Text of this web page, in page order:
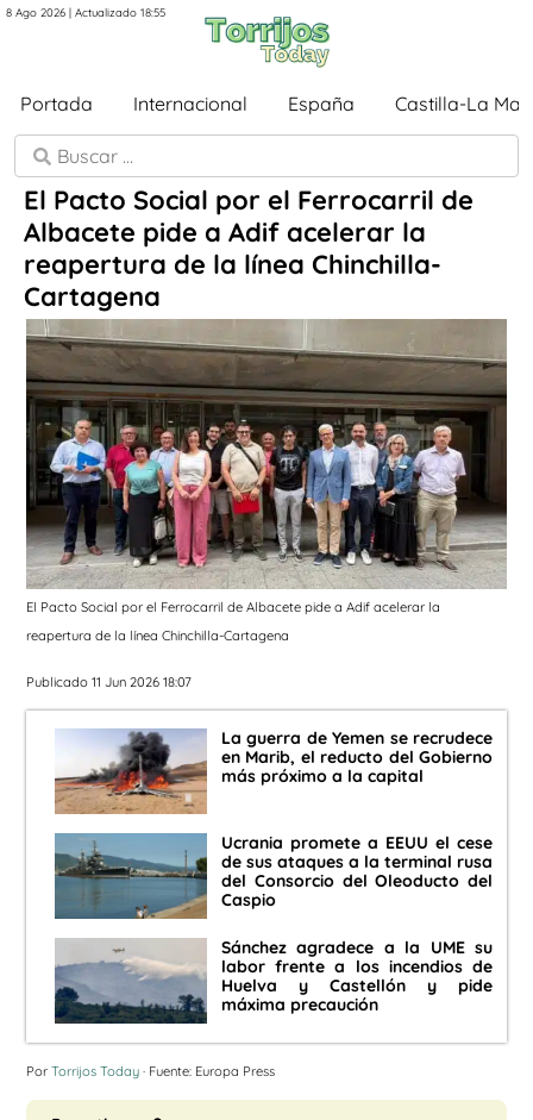
8 Ago 2026 | Actualizado 18:55
Portada Internacional España Castilla-La
El Pacto Social por el Ferrocarril de
Albacete pide a Adif acelerar la
reapertura de la línea Chinchilla-
Cartagena
El Pacto Social por el Ferrocarril de Albacete pide a Adif acelerar la
reapertura de la línea Chinchilla-Cartagena
Publicado 11 Jun 2026 18:07
La guerra de Yemen se recrudece
en Marib, el reducto del Gobierno
más próximo a la capital
Ucrania promete a EEUU el cese
de sus ataques a la terminal rusa
del Consorcio del Oleoducto del
Caspio
Sánchez agradece a la UME su
labor frente a los incendios de
Huelva y Castellón y pide
máxima precaución
Por Torrijos Today · Fuente: Europa Press